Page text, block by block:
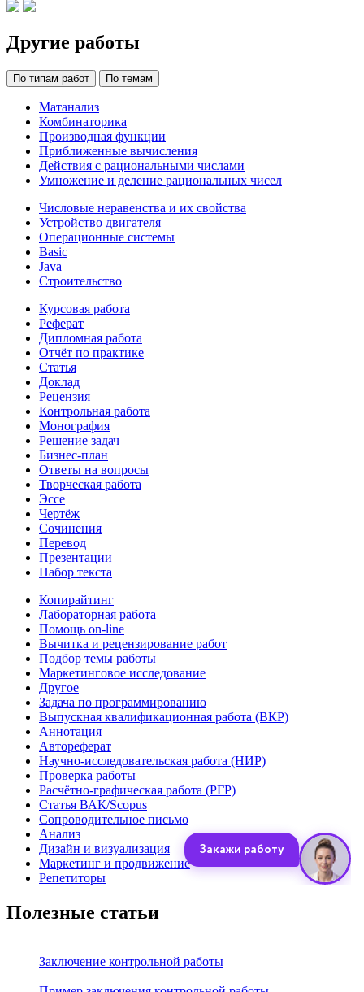
Другие работы
По типам работ По темам
Матанализ
Комбинаторика
Производная функции
Приближенные вычисления
Действия с рациональными числами
Умножение и деление рациональных чисел
Числовые неравенства и их свойства
Устройство двигателя
Операционные системы
Basic
Java
Строительство
Курсовая работа
Реферат
Дипломная работа
Отчёт по практике
Статья
Доклад
Рецензия
Контрольная работа
Монография
Решение задач
Бизнес-план
Ответы на вопросы
Творческая работа
Эссе
Чертёж
Сочинения
Перевод
Презентации
Набор текста
Копирайтинг
Лабораторная работа
Помощь on-line
Вычитка и рецензирование работ
Подбор темы работы
Маркетинговое исследование
Другое
Задача по программированию
Выпускная квалификационная работа (ВКР)
Аннотация
Автореферат
Научно-исследовательская работа (НИР)
Проверка работы
Расчётно-графическая работа (РГР)
Статья ВАК/Scopus
Сопроводительное письмо
Анализ
Дизайн и визуализация
Маркетинг и продвижение
Репетиторы
Полезные статьи
Заключение контрольной работы